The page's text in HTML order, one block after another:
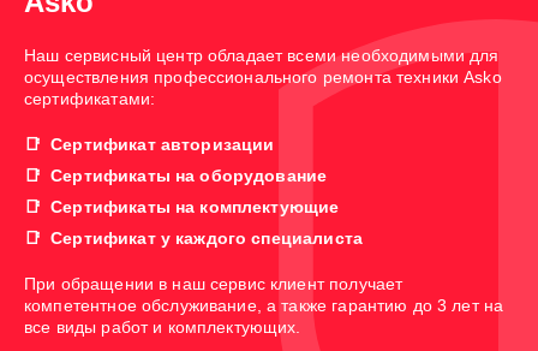
Наш сервисный центр обладает всеми необходимыми для
осуществления профессионального ремонта техники Asko
сертификатами:
Сертификат авторизации
Сертификаты на оборудование
Сертификаты на комплектующие
Сертификат у каждого специалиста
При обращении в наш сервис клиент получает
компетентное обслуживание, а также гарантию до 3 лет на
все виды работ и комплектующих.